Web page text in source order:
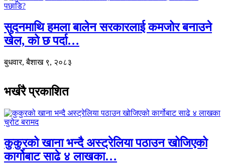
सुदनमाथि हमला बालेन सरकारलाई कमजोर बनाउने
खेल, को छ पर्दा…
बुधवार, बैशाख ९, २०८३
भर्खरै प्रकाशित
कुकुरको खाना भन्दै अस्ट्रेलिया पठाउन खोजिएको
कार्गोबाट साढे ४ लाखका…